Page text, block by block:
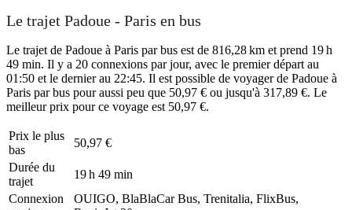
Le trajet Padoue - Paris en bus
Le trajet de Padoue à Paris par bus est de 816,28 km et prend 19 h
49 min. Il y a 20 connexions par jour, avec le premier départ au
01:50 et le dernier au 22:45. Il est possible de voyager de Padoue à
Paris par bus pour aussi peu que 50,97 € ou jusqu'à 317,89 €. Le
meilleur prix pour ce voyage est 50,97 €.
Prix ​​le plus
bas
50,97 €
Durée du
trajet
19 h 49 min
Connexion
OUIGO, BlaBlaCar Bus, Trenitalia, FlixBus,